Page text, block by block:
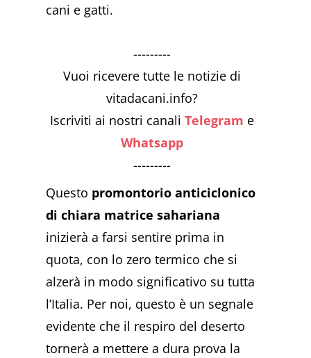
cani e gatti.
---------
Vuoi ricevere tutte le notizie di
vitadacani.info?
Iscriviti ai nostri canaliTelegram e
Whatsapp
---------
Questo promontorio anticiclonico
di chiara matrice sahariana
inizierà a farsi sentire prima in
quota, con lo zero termico che si
alzerà in modo significativo su tutta
l’Italia. Per noi, questo è un segnale
evidente che il respiro del deserto
tornerà a mettere a dura prova la